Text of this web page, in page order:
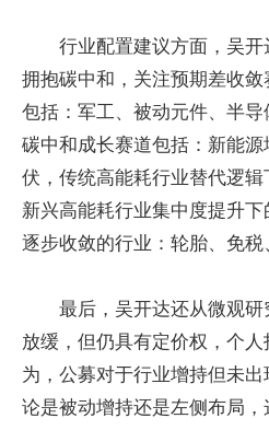
行业配置建议方面，吴开
拥抱碳中和，关注预期差收敛
包括：军工、被动元件、半导
碳中和成长赛道包括：新能
伏，传统高能耗行业替代逻辑
新兴高能耗行业集中度提升
逐步收敛的行业：轮胎、免税
最后，吴开达还从微观
放缓，但仍具有定价权，个人
为，公募对于行业增持但未
论是被动增持还是左侧布局